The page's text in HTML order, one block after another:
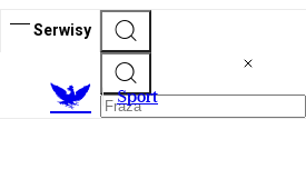
Serwisy
Sport